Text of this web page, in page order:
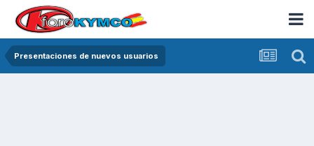
Presentaciones de nuevos usuarios